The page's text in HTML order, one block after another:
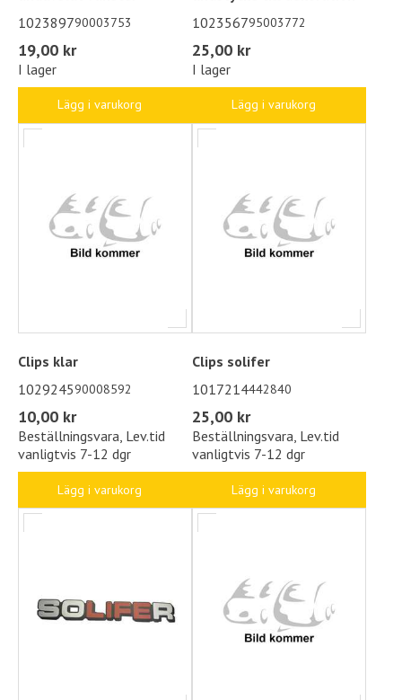
102389790003753
19,00 kr
I lager
Lägg i varukorg
102356795003772
25,00 kr
I lager
Lägg i varukorg
Clips klar
102924590008592
10,00 kr
Beställningsvara, Lev.tid
vanligtvis 7-12 dgr
Lägg i varukorg
Clips solifer
1017214442840
25,00 kr
Beställningsvara, Lev.tid
vanligtvis 7-12 dgr
Lägg i varukorg